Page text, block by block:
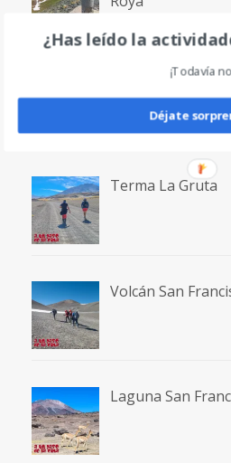
Volcán Incahuasi
Terma La Gruta
Volcán San
Laguna San
¿Has leído la
¡Todavía
Déjate